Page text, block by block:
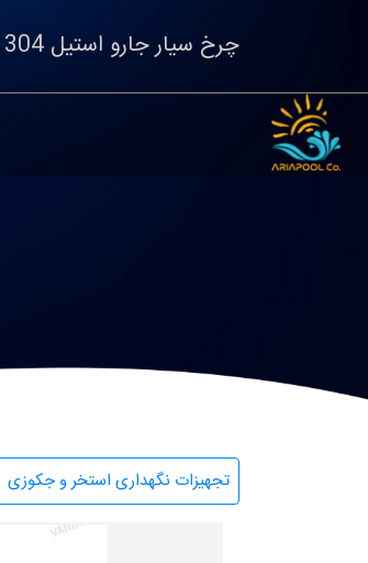
چرخ سیار جارو استیل 304
تجهیزات نگهداری استخر و جکوزی